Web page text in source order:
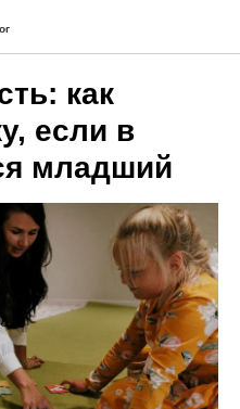
как
если в
младший